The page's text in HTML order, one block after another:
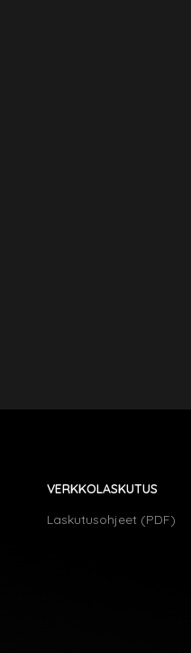
VERKKOLASKUTUS
Laskutusohjeet (PDF)